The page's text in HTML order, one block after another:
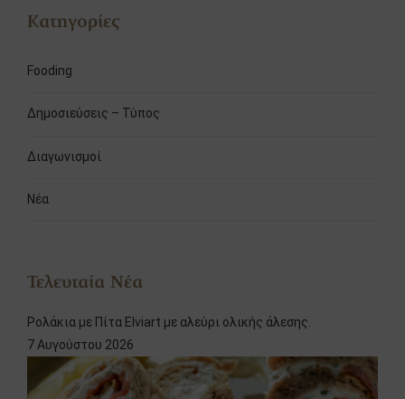
Κατηγορίες
Fooding
Δημοσιεύσεις – Τύπος
Διαγωνισμοί
Νέα
Τελευταία Νέα
Ρολάκια με Πίτα Elviart με αλεύρι ολικής άλεσης.
7 Αυγούστου 2026